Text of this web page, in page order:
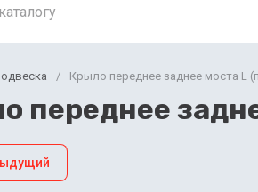
/ Крыло переднее заднее моста L
переднее